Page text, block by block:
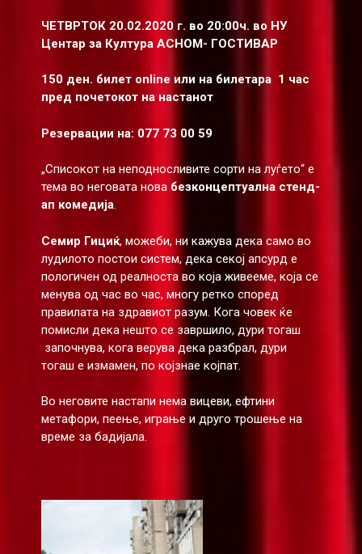
ЧЕТВРТОК 20.02.2020 г. во 20:00ч. во НУ
Центар за Култура АСНОМ- ГОСТИВАР
150 ден. билет online или на билетара 1 час
пред почетокот на настанот
Резервации на: 077 73 00 59
„Списокот на неподносливите сорти на луѓето“ е
тема во неговата нова безконцептуална стенд-
ап комедија.
Семир Гициќ, можеби, ни кажува дека само во
лудилото постои систем, дека секој апсурд е
пологичен од реалноста во која живееме, која се
менува од час во час, многу ретко според
правилата на здравиот разум. Кога човек ќе
помисли дека нешто се завршило, дури тогаш
започнува, кога верува дека разбрал, дури
тогаш е измамен, по којзнае којпат.
Во неговите настапи нема вицеви, ефтини
метафори, пеење, играње и друго трошење на
време за бадијала.